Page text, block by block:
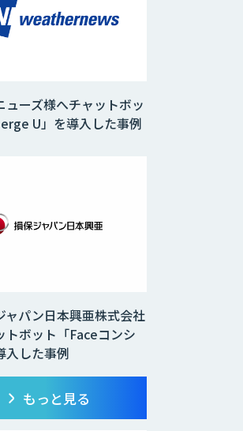
ューズ様へチャットボッ
U」を導入した事例
ャパン日本興亜株式会社
トボット「Faceコンシ
入した事例
もっと見る